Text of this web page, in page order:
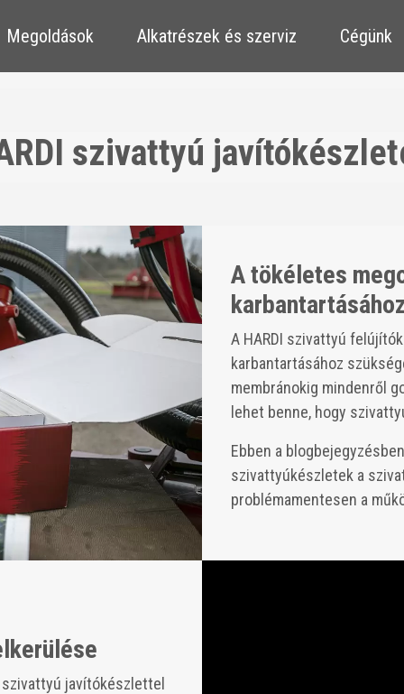
​​Megoldások ​​Alkatrészek és szerviz Cégünk
szivattyú
A tökéletes
A HARDI szivattyú
karbantartásához
membránokig mindenről
lehet benne, hogy
Ebben a
szivattyúkészletek a
problémamentesen a
javítókészlettel